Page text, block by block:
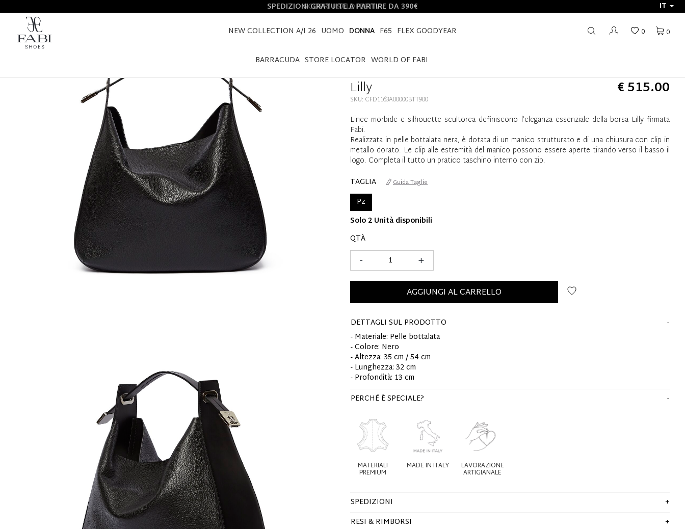
SPEDIZIONI GRATUITE A PARTIRE DA 390€
IT
NEW COLLECTION A/I 26 UOMO DONNA F65 FLEX GOODYEAR
BARRACUDA STORE LOCATOR WORLD OF FABI
0
0
HOME DONNA LILLY
Lilly € 515.00
SKU: CFD1163A00000BTT900
Linee morbide e silhouette scultorea definiscono l’eleganza essenziale della borsa Lilly firmata
Fabi.
Realizzata in pelle bottalata nera, è dotata di un manico strutturato e di una chiusura con clip in
metallo dorato. Le clip alle estremità del manico possono essere aperte tirando verso il basso il
logo. Completa il tutto un pratico taschino interno con zip.
TAGLIA
Guida Taglie
Pz
Solo 2 Unità disponibili
QTÀ
+
-
AGGIUNGI AL CARRELLO
DETTAGLI SUL PRODOTTO
- Materiale: Pelle bottalata
- Colore: Nero
- Altezza: 35 cm / 54 cm
- Lunghezza: 32 cm
- Profondità: 13 cm
PERCHÉ È SPECIALE?
MATERIALI
PREMIUM
MADE IN ITALY LAVORAZIONE
ARTIGIANALE
SPEDIZIONI
RESI & RIMBORSI